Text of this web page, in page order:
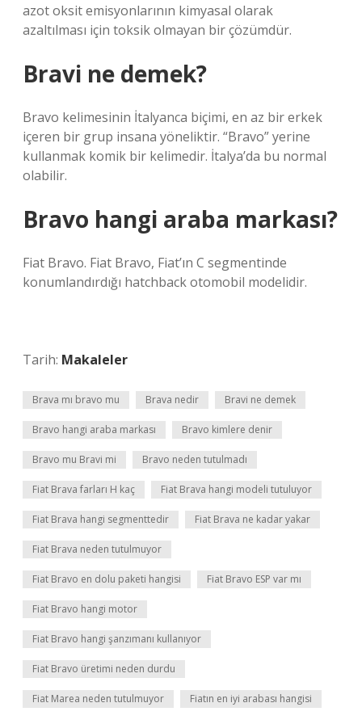
azot oksit emisyonlarının kimyasal olarak
azaltılması için toksik olmayan bir çözümdür.
Bravi ne demek?
Bravo kelimesinin İtalyanca biçimi, en az bir erkek
içeren bir grup insana yöneliktir. “Bravo” yerine
kullanmak komik bir kelimedir. İtalya’da bu normal
olabilir.
Bravo hangi araba markası?
Fiat Bravo. Fiat Bravo, Fiat’ın C segmentinde
konumlandırdığı hatchback otomobil modelidir.
Tarih: Makaleler
Brava mı bravo mu Brava nedir Bravi ne demek
Bravo hangi araba markası Bravo kimlere denir
Bravo mu Bravi mi Bravo neden tutulmadı
Fiat Brava farları H kaç Fiat Brava hangi modeli tutuluyor
Fiat Brava hangi segmenttedir Fiat Brava ne kadar yakar
Fiat Brava neden tutulmuyor
Fiat Bravo en dolu paketi hangisi Fiat Bravo ESP var mı
Fiat Bravo hangi motor
Fiat Bravo hangi şanzımanı kullanıyor
Fiat Bravo üretimi neden durdu
Fiat Marea neden tutulmuyor Fiatın en iyi arabası hangisi